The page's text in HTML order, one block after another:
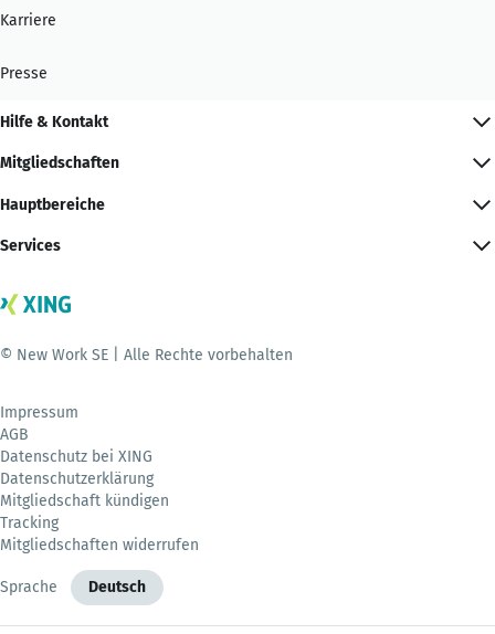
Karriere
Presse
Hilfe & Kontakt
Mitgliedschaften
Hauptbereiche
Services
© New Work SE | Alle Rechte vorbehalten
Impressum
AGB
Datenschutz bei XING
Datenschutzerklärung
Mitgliedschaft kündigen
Tracking
Mitgliedschaften widerrufen
Sprache Deutsch